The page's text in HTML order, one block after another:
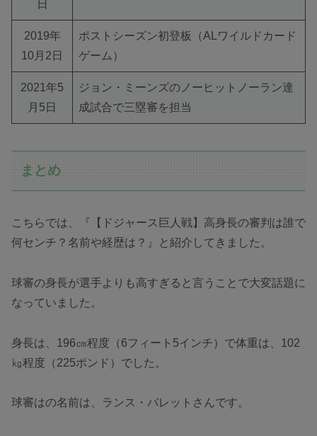
日
2019年
10月2日
ポストシーズン初登板（ALワイルドカード
ゲーム）
2021年5
月5日
ジョン・ミーンズのノーヒットノーラン達
成試合で三塁審を担当
まとめ
こちらでは、『【ドジャース巨人戦】高身長の審判は誰で
何センチ？名前や経歴は？』と紹介してきました。
球審の身長が選手よりも高すぎると言うことで大変話題に
なっていました。
身長は、196㎝程度（6フィート5インチ）で体重は、102
㎏程度（225ポンド）でした。
球審はの名前は、ランス・バレットさんです。